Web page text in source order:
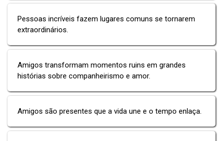
Pessoas incríveis fazem lugares comuns se tornarem
extraordinários.
Amigos transformam momentos ruins em grandes
histórias sobre companheirismo e amor.
Amigos são presentes que a vida une e o tempo enlaça.